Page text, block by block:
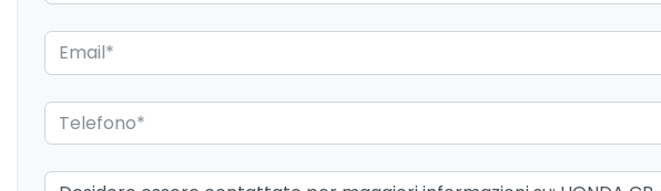
Sedili con funzione memoria
Sedili regolabili elettricamente
Sensore pioggia
Sensori di parcheggio posteriori
Sistema di detezione distrazione del
guidatore
Tetto apribile Tetto panoramico